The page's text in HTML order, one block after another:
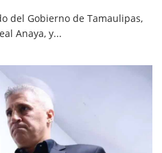
del Gobierno de Tamaulipas,
Anaya, y...